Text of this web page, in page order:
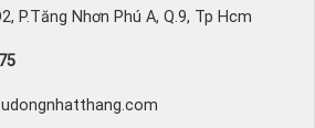
P.Tăng Nhơn Phú A, Q.9, Tp Hcm